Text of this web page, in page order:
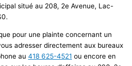
situé au 208, 2e Avenue, Lac-
pour une plainte concernant un
adresser directement aux bureaux
au 418 625-4521 ou encore en